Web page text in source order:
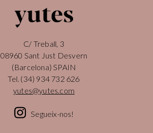
C/ Treball, 3
08960 Sant Just Desvern
(Barcelona) SPAIN
Tel. (34) 934 732 626
yutes@yutes.com
Segueix-nos!